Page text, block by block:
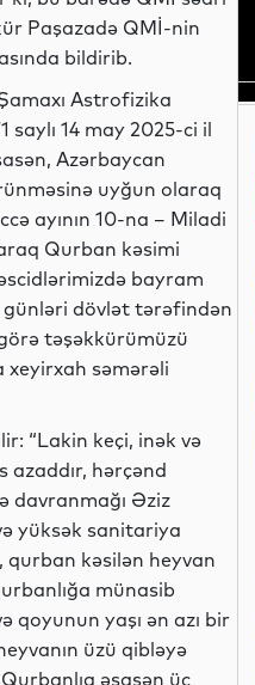
Paşazadə QMİ-nin
bildirib.
Astrofizika
saylı 14 may 2025-ci il
Azərbaycan
uyğun olaraq
ayının 10-na – Miladi
Qurban kəsimi
bayram
günləri dövlət tərəfindən
təşəkkürümüzü
səmərəli
“Lakin keçi, inək və
azaddır, hərçənd
davranmağı Əziz
yüksək sanitariya
kəsilən heyvan
münasib
qoyunun yaşı ən azı bir
üzü qibləyə
əsasən üç